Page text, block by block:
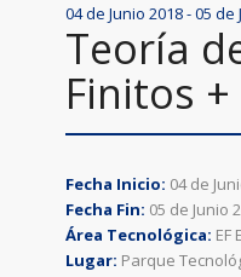
04 de Junio 2018 - 05 de
Teoría
Finitos +
Fecha Inicio: 04 de
Fecha Fin: 05 de Junio
Área Tecnológica: EF
Lugar: Parque